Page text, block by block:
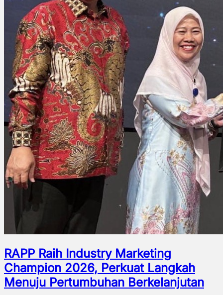
RAPP Raih Industry Marketing
Champion 2026, Perkuat Langkah
Menuju Pertumbuhan Berkelanjutan